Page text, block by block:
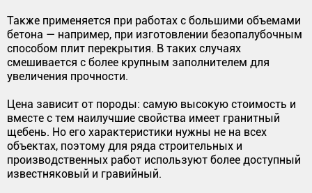
Также применяется при работах с большими объемами
бетона — например, при изготовлении безопалубочным
способом плит перекрытия. В таких случаях
смешивается с более крупным заполнителем для
увеличения прочности.
Цена зависит от породы: самую высокую стоимость и
вместе с тем наилучшие свойства имеет гранитный
щебень. Но его характеристики нужны не на всех
объектах, поэтому для ряда строительных и
производственных работ используют более доступный
известняковый и гравийный.